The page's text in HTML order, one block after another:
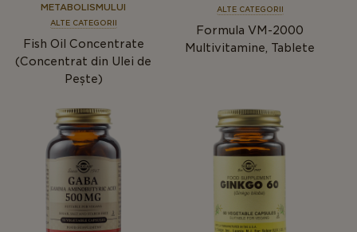
METABOLISMULUI
ALTE CATEGORII
Fish Oil Concentrate
(Concentrat din Ulei de
Pește)
ALTE CATEGORII
Formula VM-2000
Multivitamine, Tablete